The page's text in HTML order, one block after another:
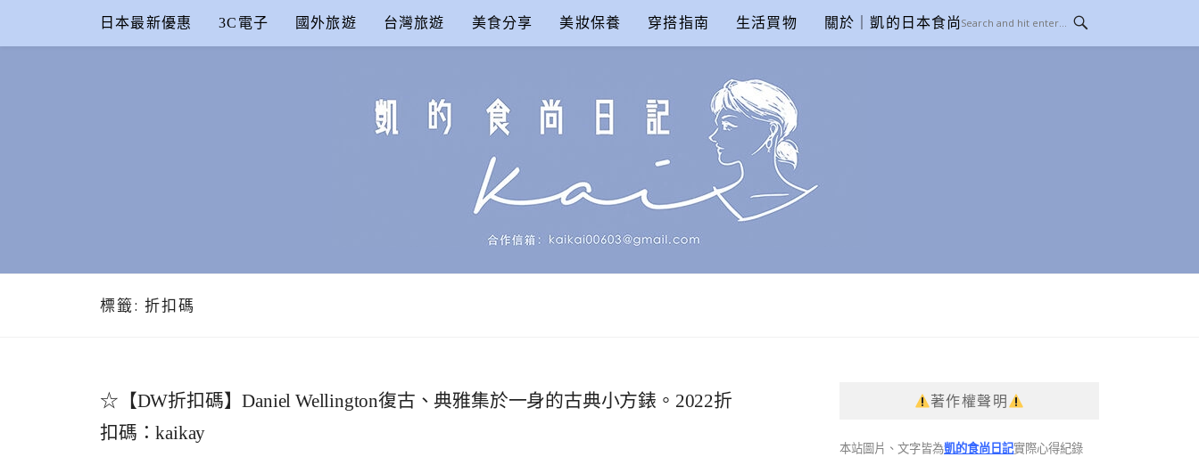
content
日本最新優惠 3C電子 國外旅遊 台灣旅遊 美食分享 美妝保養 穿搭指南 生活買物 關於｜凱的日本食尚日記
凱的日本食尚日記
標籤: 折扣碼
☆【DW折扣碼】Daniel Wellington復古、典雅集於一身的古典小方錶。2022折
扣碼：kaikay
著作權聲明
本站圖片、文字皆為凱的食尚日記實際心得紀錄